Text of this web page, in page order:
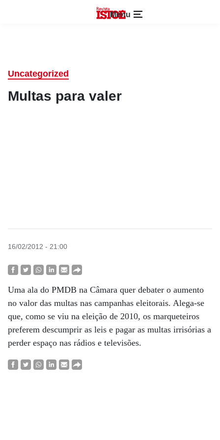
Menu
Uncategorized
Multas para valer
16/02/2012 - 21:00
Uma ala do PMDB na Câmara quer debater o aumento
no valor das multas nas campanhas eleitorais. Alega-se
que, como se viu na eleição de 2010, os marqueteiros
preferem descumprir as leis e pagar as multas irrisórias a
perder espaço nas rádios e televisões.